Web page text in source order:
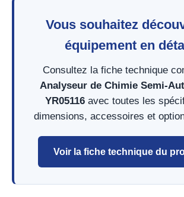
Vous souhaitez
équipement en
Consultez la fiche technique
Analyseur de Chimie Semi-
YR05116 avec toutes les
dimensions, accessoires et
Voir la fiche technique du